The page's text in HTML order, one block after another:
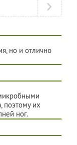
но и отлично
поэтому их
ног.